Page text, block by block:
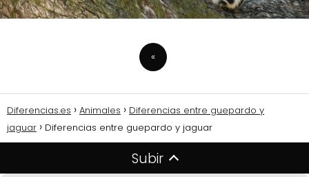
«
Diferencias.es Animales
Diferencias entre guepardo y
jaguar
Diferencias entre guepardo y jaguar
Subir